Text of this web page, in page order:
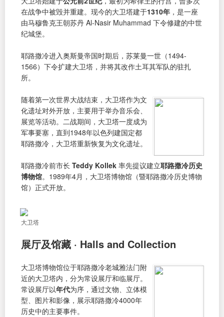
在战争中被毁并重建。现今的大卫塔建于1310年 ，是一座
由马穆鲁克王朝苏丹 Al-Nasir Muhammad 下令修建的中世
纪城堡。
耶路撒冷进入奥斯曼帝国时期后，苏莱曼一世（1494-
1566）下令扩建大卫塔，并将其改作土耳其军队的驻扎
所。
随着第一次世界大战结束，大卫塔作为文
化遗址对外开放，主要用于举办音乐会、
展览等活动。二战期间，大卫塔一度成为
军事要塞，直到1948年以色列建国定都
耶路撒冷，大卫塔重新恢复为文化遗址。
耶路撒冷前市长 Teddy Kollek 率先提议建立耶路撒冷历史
博物馆。1989年4月，大卫塔博物馆（暨耶路撒冷历史博物
馆）正式开放。
大卫塔
展厅及馆藏 · Halls and Collection
大卫塔博物馆位于耶路撒冷老城雅法门附
近的大卫塔内，分为常设展厅和临展厅。
常设展厅以年代为序，通过文物、立体模
型、图片和影像，展示耶路撒冷4000年
历史中的主要事件。